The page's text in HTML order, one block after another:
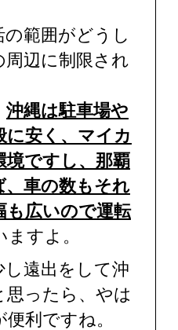
範囲がどうし
辺に制限され
沖縄は駐車場や
に安く、マイカ
境ですし、那覇
、車の数もそれ
も広いので運転
ますよ。
遠出をして沖
ったら、やは
利ですね。